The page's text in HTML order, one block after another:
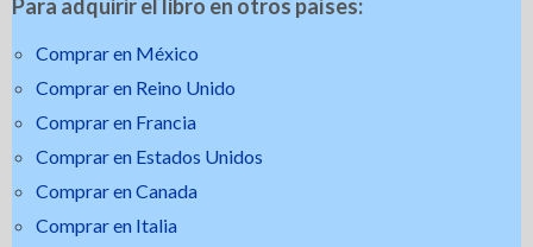
Para adquirir el libro en otros países:
Comprar en México
Comprar en Reino Unido
Comprar en Francia
Comprar en Estados Unidos
Comprar en Canada
Comprar en Italia